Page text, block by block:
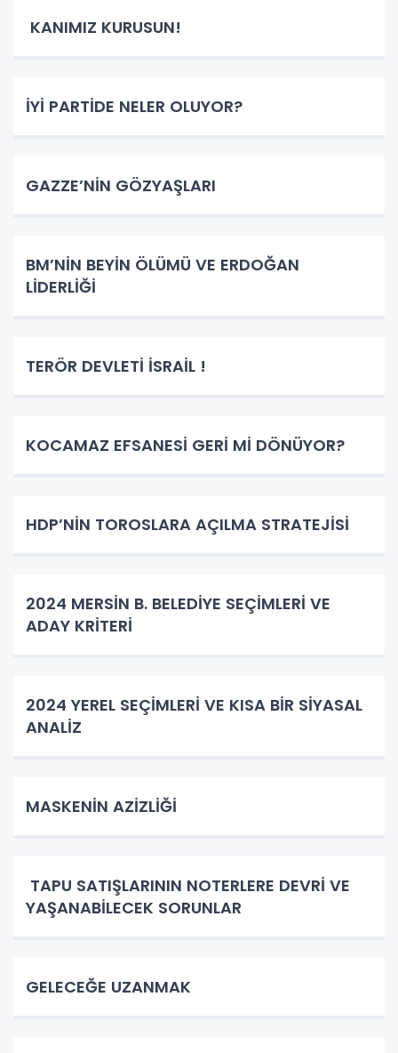
KANIMIZ KURUSUN!
İYİ PARTİDE NELER OLUYOR?
GAZZE’NİN GÖZYAŞLARI
BM’NİN BEYİN ÖLÜMÜ VE ERDOĞAN
LİDERLİĞİ
TERÖR DEVLETİ İSRAİL !
KOCAMAZ EFSANESİ GERİ Mİ DÖNÜYOR?
HDP’NİN TOROSLARA AÇILMA STRATEJİSİ
2024 MERSİN B. BELEDİYE SEÇİMLERİ VE
ADAY KRİTERİ
2024 YEREL SEÇİMLERİ VE KISA BİR SİYASAL
ANALİZ
MASKENİN AZİZLİĞİ
TAPU SATIŞLARININ NOTERLERE DEVRİ VE
YAŞANABİLECEK SORUNLAR
GELECEĞE UZANMAK